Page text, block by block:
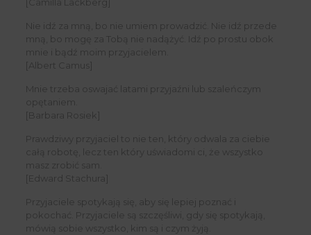
[Camilla Läckberg]
Nie idź za mną, bo nie umiem prowadzić. Nie idź przede
mną, bo mogę za Tobą nie nadążyć. Idź po prostu obok
mnie i bądź moim przyjacielem.
[Albert Camus]
Mnie trzeba oswajać latami przyjaźni lub szaleńczym
opętaniem.
[Barbara Rosiek]
Prawdziwy przyjaciel to nie ten, który odwala za ciebie
całą robotę, lecz ten który uświadomi ci, że wszystko
masz zrobić sam.
[Edward Stachura]
Przyjaciele spotykają się, aby się lepiej poznać i
pokochać. Przyjaciele są szczęśliwi, gdy się spotykają,
mówią sobie wszystko, kim są i czym żyją.